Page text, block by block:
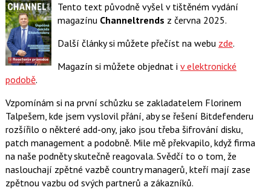
Tento text původně vyšel v tištěném vydání
magazínu Channeltrends z června 2025.
Další články si můžete přečíst na webu zde.
Magazín si můžete objednat i v elektronické
podobě.
Vzpomínám si na první schůzku se zakladatelem Florinem
Talpešem, kde jsem vyslovil přání, aby se řešení Bitdefenderu
rozšířilo o některé add-ony, jako jsou třeba šifrování disku,
patch management a podobně. Mile mě překvapilo, když firma
na naše podněty skutečně reagovala. Svědčí to o tom, že
naslouchají zpětné vazbě country managerů, kteří mají zase
zpětnou vazbu od svých partnerů a zákazníků.